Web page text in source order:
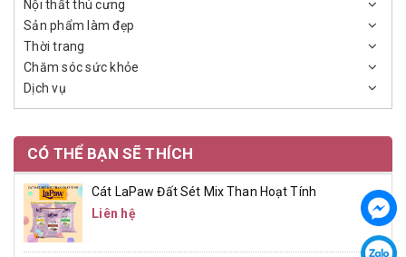
Nội thất thú cưng
Sản phẩm làm đẹp
Thời trang
Chăm sóc sức khỏe
Dịch vụ
CÓ THỂ BẠN SẼ THÍCH
Cát LaPaw Đất Sét Mix Than Hoạt Tính
Liên hệ